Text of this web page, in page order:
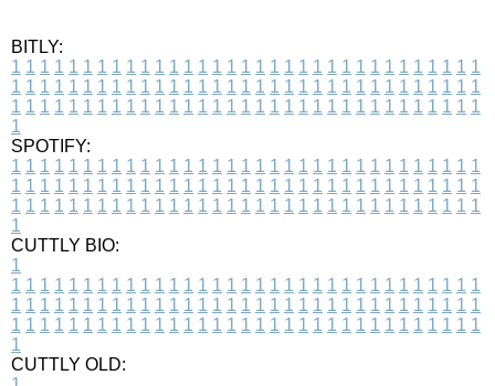
BITLY:
1 1 1 1 1 1 1 1 1 1 1 1 1 1 1 1 1 1 1 1 1 1 1 1 1 1 1 1 1 1 1 1 1
1 1 1 1 1 1 1 1 1 1 1 1 1 1 1 1 1 1 1 1 1 1 1 1 1 1 1 1 1 1 1 1 1
1 1 1 1 1 1 1 1 1 1 1 1 1 1 1 1 1 1 1 1 1 1 1 1 1 1 1 1 1 1 1 1 1
1
SPOTIFY:
1 1 1 1 1 1 1 1 1 1 1 1 1 1 1 1 1 1 1 1 1 1 1 1 1 1 1 1 1 1 1 1 1
1 1 1 1 1 1 1 1 1 1 1 1 1 1 1 1 1 1 1 1 1 1 1 1 1 1 1 1 1 1 1 1 1
1 1 1 1 1 1 1 1 1 1 1 1 1 1 1 1 1 1 1 1 1 1 1 1 1 1 1 1 1 1 1 1 1
1
CUTTLY BIO:
1
1 1 1 1 1 1 1 1 1 1 1 1 1 1 1 1 1 1 1 1 1 1 1 1 1 1 1 1 1 1 1 1 1
1 1 1 1 1 1 1 1 1 1 1 1 1 1 1 1 1 1 1 1 1 1 1 1 1 1 1 1 1 1 1 1 1
1 1 1 1 1 1 1 1 1 1 1 1 1 1 1 1 1 1 1 1 1 1 1 1 1 1 1 1 1 1 1 1 1
1
CUTTLY OLD: